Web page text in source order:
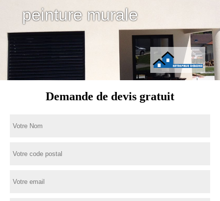
peinture murale
Demande de devis gratuit